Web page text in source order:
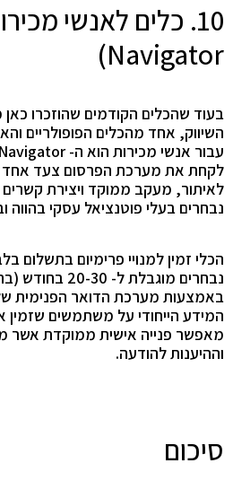
Navigator)
בעוד שהכלים הקודמים שהוזכרו
השיווק, אחד מהכלים הפופולריים
לקחת את מערכת הפרסום צעד אחד
לאיתור, מעקב ממוקד ויצירת
נבחרים בעלי פוטנציאל עסקי בהווה
הכלי זמין למנויי פרימיום בתשלום
נבחרים מוגבלת
המידע הייחודי על משתמשים שזמין
מאפשר פנייה אישית ממוקדת אשר
וההיענות להודעה.
סיכום